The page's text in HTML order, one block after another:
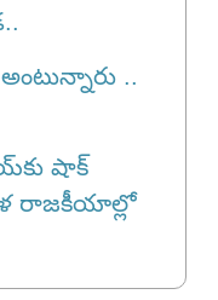
..
షాక్
రాజకీయాల్లో